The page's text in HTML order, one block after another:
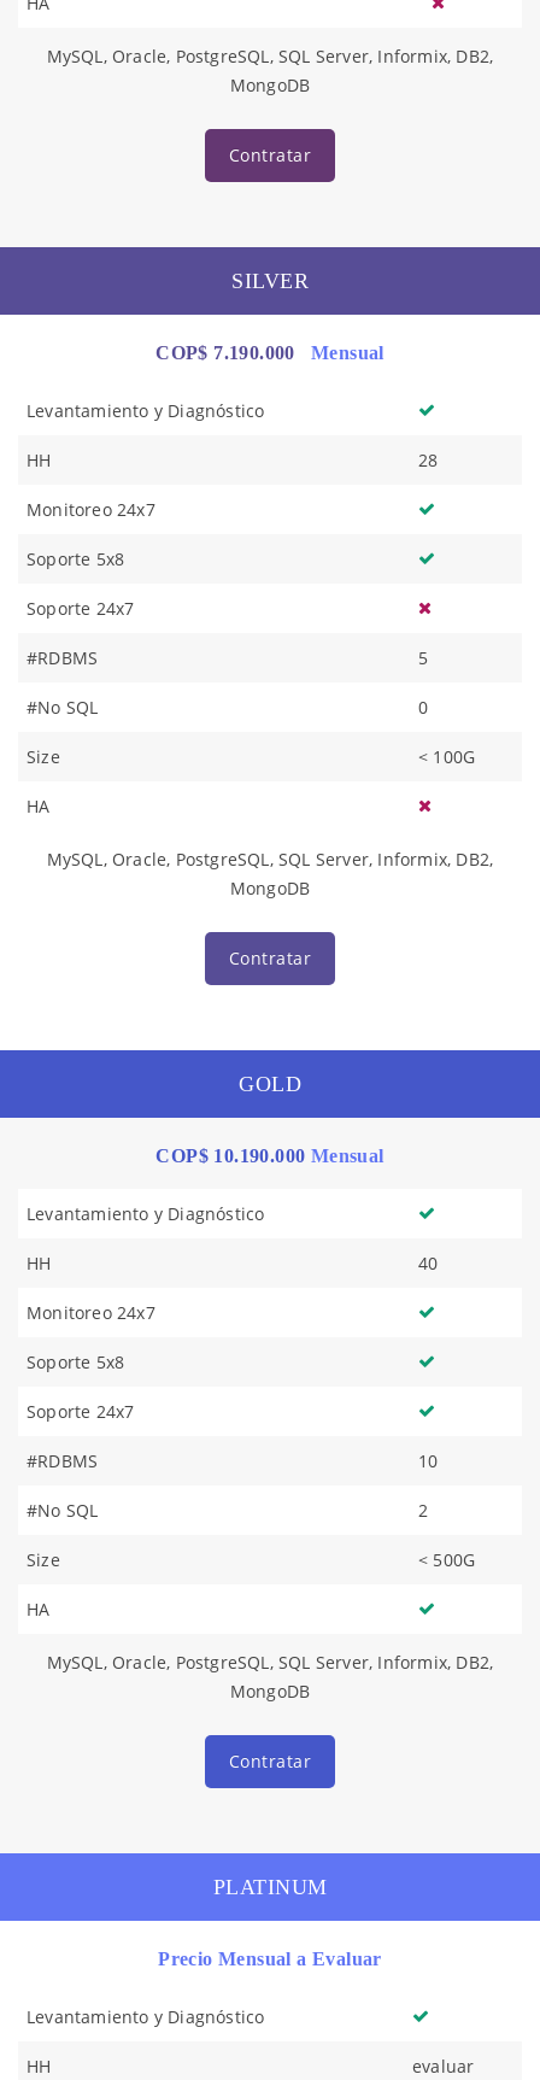
MySQL, Oracle, PostgreSQL, SQL Server, Informix, DB2,
MongoDB
Contratar
SILVER
COP$ 7.190.000 Mensual
Levantamiento y Diagnóstico
HH 28
Monitoreo 24x7
Soporte 5x8
Soporte 24x7
#RDBMS 5
#No SQL 0
Size < 100G
HA
MySQL, Oracle, PostgreSQL, SQL Server, Informix, DB2,
MongoDB
Contratar
GOLD
COP$ 10.190.000 Mensual
Levantamiento y Diagnóstico
HH 40
Monitoreo 24x7
Soporte 5x8
Soporte 24x7
#RDBMS 10
#No SQL 2
Size < 500G
HA
MySQL, Oracle, PostgreSQL, SQL Server, Informix, DB2,
MongoDB
Contratar
PLATINUM
Precio Mensual a Evaluar
Levantamiento y Diagnóstico
HH evaluar